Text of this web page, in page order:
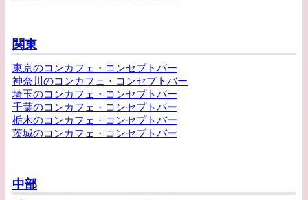
関東
東京のコンカフェ・コンセプトバー
神奈川のコンカフェ・コンセプトバー
埼玉のコンカフェ・コンセプトバー
千葉のコンカフェ・コンセプトバー
栃木のコンカフェ・コンセプトバー
茨城のコンカフェ・コンセプトバー
中部